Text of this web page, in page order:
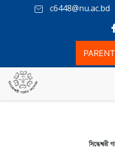
c6448@nu.ac.bd
সাধারণ ছুটি এবং শ্রী শ্রী শিবরাত্রি ব্রত সংক্রান্ত